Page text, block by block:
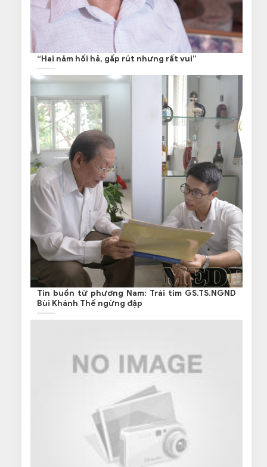
“Hai năm hối hả, gấp rút nhưng rất vui”
Tin buồn từ phương Nam: Trái tim GS.TS.NGND
Bùi Khánh Thế ngừng đập